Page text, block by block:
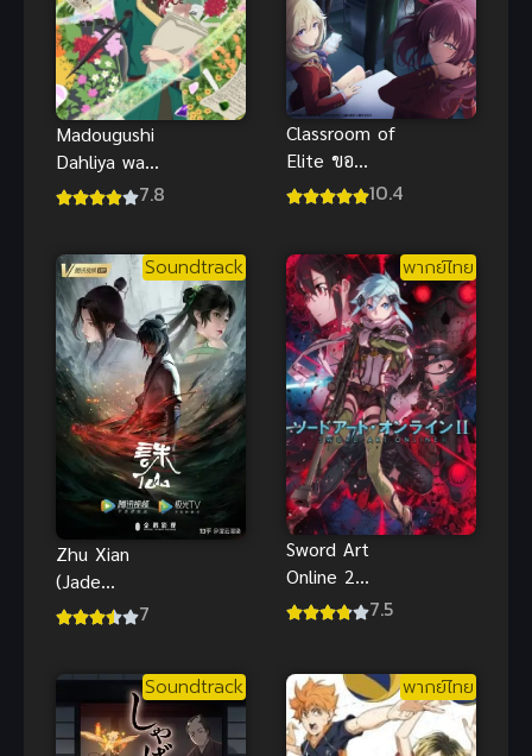
Madougushi
Dahliya wa
Utsumukanai
หน้าสู่วันฟ้าใส
7.8
Classroom of
Elite ขอ
ต้อนรับสู่
ภาค 4 ซับไทย
10.4
Soundtrack
Zhu Xian
(Jade
Dynasty) จู7
พากย์ไทย
Sword Art
Online 2
(2014) ซอร์ด
7.5
Soundtrack พากย์ไทย